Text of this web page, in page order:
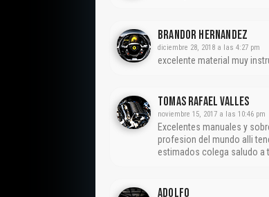
Brandor Hernandez
diciembre 28, 2018 a las 4:27 pm
excelente material muy
Tomas Rafael Valles
noviembre 15, 2017 a las 10:46 pm
Excelentes manuales y
profesion del mundo alli
estimados colega saludo a
ADOLFO